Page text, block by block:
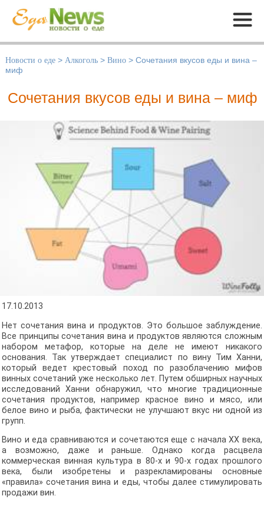
Меню
Новости о еде > Алкоголь > Вино > Сочетания вкусов еды и вина –
миф
Сочетания вкусов еды и вина – миф
17.10.2013
Нет сочетания вина и продуктов. Это большое заблуждение.
Все принципы сочетания вина и продуктов являются сложным
набором метафор, которые на деле не имеют никакого
основания. Так утверждает специалист по вину Тим Ханни,
который ведет крестовый поход по разоблачению мифов
винных сочетаний уже несколько лет. Путем обширных научных
исследований Ханни обнаружил, что многие традиционные
сочетания продуктов, например красное вино и мясо, или
белое вино и рыба, фактически не улучшают вкус ни одной из
групп.
Вино и еда сравниваются и сочетаются еще с начала XX века,
а возможно, даже и раньше. Однако когда расцвела
коммерческая винная культура в 80-х и 90-х годах прошлого
века, были изобретены и разрекламированы основные
«правила» сочетания вина и еды, чтобы далее стимулировать
продажи вин.